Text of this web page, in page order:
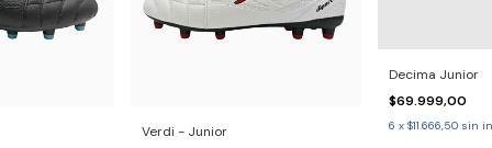
Verdi - Junior
Decima Junior
$69.999,00
6 x $11.666,50 sin